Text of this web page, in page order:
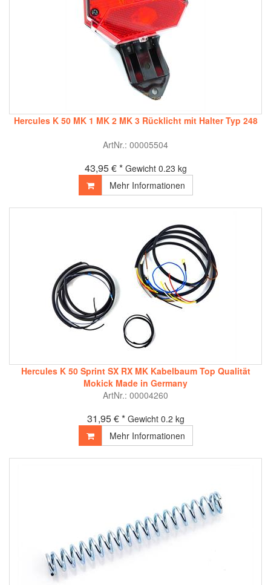
Hercules K 50 MK 1 MK 2 MK 3 Rücklicht mit Halter Typ 248
ArtNr.: 00005504
43,95 € * Gewicht 0.23 kg
Mehr Informationen
Hercules K 50 Sprint SX RX MK Kabelbaum Top Qualität
Mokick Made in Germany
ArtNr.: 00004260
31,95 € * Gewicht 0.2 kg
Mehr Informationen